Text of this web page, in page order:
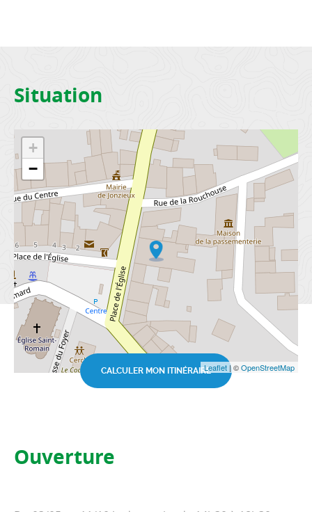
Situation
+
−
Leaflet | ©OpenStreetMap
CALCULER MON ITINÉRAIRE
Ouverture